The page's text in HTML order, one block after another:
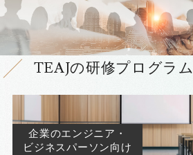
TEAJの研修プログラム
企業のエンジニア・
ビジネスパーソン向け